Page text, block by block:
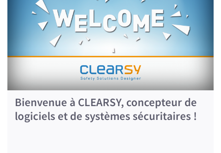
Bienvenue à CLEARSY, concepteur de
logiciels et de systèmes sécuritaires !